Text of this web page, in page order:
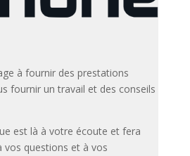
à fournir des prestations
fournir un travail et des conseils
est là à votre écoute et fera
questions et à vos